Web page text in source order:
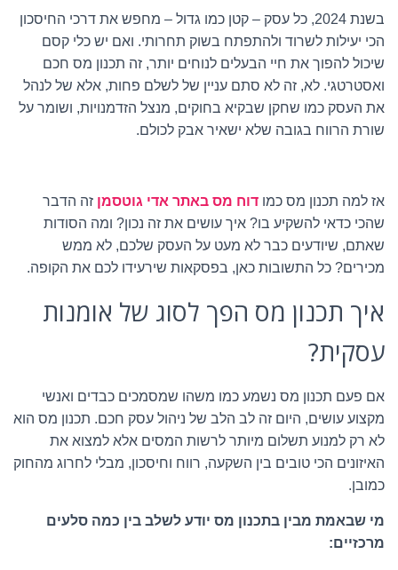
בשנת 2024, כל עסק – קטן כמו גדול – מחפש את דרכי החיסכון
הכי יעילות לשרוד ולהתפתח בשוק תחרותי. ואם יש כלי קסם
שיכול להפוך את חיי הבעלים לנוחים יותר, זה תכנון מס חכם
ואסטרטגי. לא, זה לא סתם עניין של לשלם פחות, אלא של לנהל
את העסק כמו שחקן שבקיא בחוקים, מנצל הזדמנויות, ושומר על
שורת הרווח בגובה שלא ישאיר אבק לכולם.
אז למה תכנון מס כמו דוח מס באתר אדי גוטסמן זה הדבר
שהכי כדאי להשקיע בו? איך עושים את זה נכון? ומה הסודות
שאתם, שיודעים כבר לא מעט על העסק שלכם, לא ממש
מכירים? כל התשובות כאן, בפסקאות שירעידו לכם את הקופה.
איך תכנון מס הפך לסוג של אומנות
עסקית?
אם פעם תכנון מס נשמע כמו משהו שמסמכים כבדים ואנשי
מקצוע עושים, היום זה לב הלב של ניהול עסק חכם. תכנון מס הוא
לא רק למנוע תשלום מיותר לרשות המסים אלא למצוא את
האיזונים הכי טובים בין השקעה, רווח וחיסכון, מבלי לחרוג מהחוק
כמובן.
מי שבאמת מבין בתכנון מס יודע לשלב בין כמה סלעים
מרכזיים: